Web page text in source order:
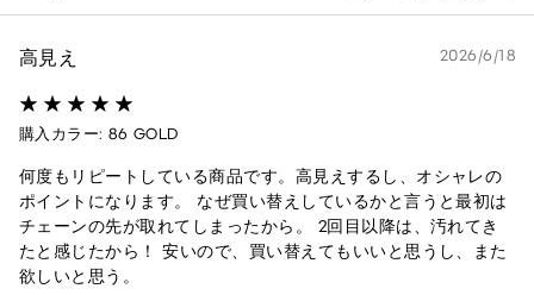
高見え 2026/6/18
購入カラー: 86 GOLD
何度もリピートしている商品です。高見えするし、オシャレの
ポイントになります。 なぜ買い替えしているかと言うと最初は
チェーンの先が取れてしまったから。 2回目以降は、汚れてき
たと感じたから！ 安いので、買い替えてもいいと思うし、また
欲しいと思う。